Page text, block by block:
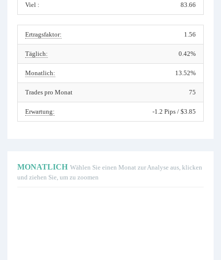
Viel : 83.66
Ertragsfaktor: 1.56
Täglich: 0.42%
Monatlich: 13.52%
Trades pro Monat 75
Erwartung: -1.2 Pips / $3.85
MONATLICH Wählen Sie einen Monat zur Analyse aus, klicken
und ziehen Sie, um zu zoomen